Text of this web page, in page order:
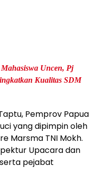
Uncen, Pj
Kualitas SDM
Pemprov Papua
yang dipimpin oleh
Marsma TNI Mokh.
Upacara dan
serta pejabat